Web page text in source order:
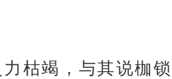
枯竭，与其说枷